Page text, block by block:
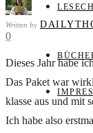
Written by
0
Dieses Jahr habe
Das Paket war
klasse aus und mit
Ich habe also